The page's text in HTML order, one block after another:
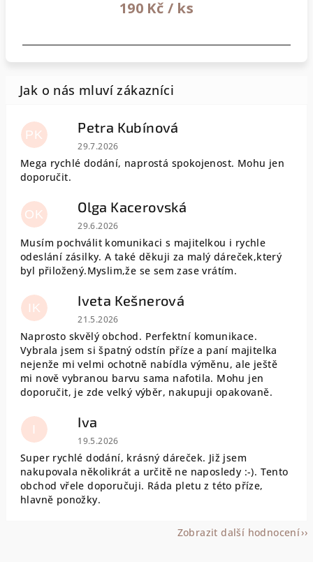
190 Kč / ks
PK Petra Kubínová
Hodnocení obchodu je 5 z 5 hvězdiček.
29.7.2026
Mega rychlé dodání, naprostá spokojenost. Mohu jen
doporučit.
OK Olga Kacerovská
Hodnocení obchodu je 5 z 5 hvězdiček.
29.6.2026
Musím pochválit komunikaci s majitelkou i rychle
odeslání zásilky. A také děkuji za malý dáreček,který
byl přiložený.Myslim,že se sem zase vrátím.
IK Iveta Kešnerová
Hodnocení obchodu je 5 z 5 hvězdiček.
21.5.2026
Naprosto skvělý obchod. Perfektní komunikace.
Vybrala jsem si špatný odstín příze a paní majitelka
nejenže mi velmi ochotně nabídla výměnu, ale ještě
mi nově vybranou barvu sama nafotila. Mohu jen
doporučit, je zde velký výběr, nakupuji opakovaně.
I Iva
Hodnocení obchodu je 5 z 5 hvězdiček.
19.5.2026
Super rychlé dodání, krásný dáreček. Již jsem
nakupovala několikrát a určitě ne naposledy :-). Tento
obchod vřele doporučuji. Ráda pletu z této příze,
hlavně ponožky.
Zobrazit další hodnocení